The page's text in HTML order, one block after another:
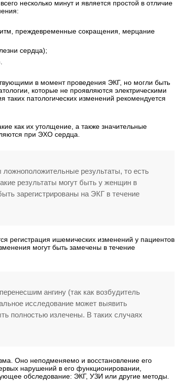
несколько минут и является простой в отличие
преждевременные сокращения, мерцание
сердца);
в момент проведения ЭКГ, но могли быть
которые не проявляются электрическими
патологических изменений рекомендуется
как их утолщение, а также значительные
при ЭХО сердца.
результаты, то есть
результаты могут быть у женщин в
зарегистрированы на ЭКГ в течение
регистрация ишемических изменений у пациентов
могут быть замечены в течение
ангину (так как возбудитель
исследование может выявить
полностью излечены. В таких случаях
Оно неподменяемо и восстановление его
нарушений в его функционировании,
обследование: ЭКГ, УЗИ или другие методы.